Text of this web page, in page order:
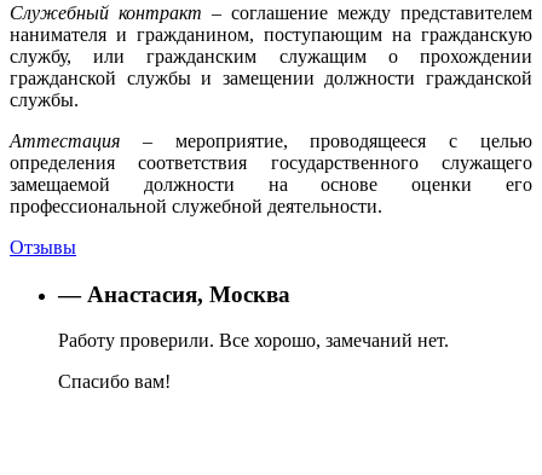
Служебный контракт – соглашение между представителем
нанимателя и гражданином, поступающим на гражданскую
службу, или гражданским служащим о прохождении
гражданской службы и замещении должности гражданской
службы.
Аттестация – мероприятие, проводящееся с целью
определения соответствия государственного служащего
замещаемой должности на основе оценки его
профессиональной служебной деятельности.
Отзывы
— Анастасия, Москва
Работу проверили. Все хорошо, замечаний нет.
Спасибо вам!